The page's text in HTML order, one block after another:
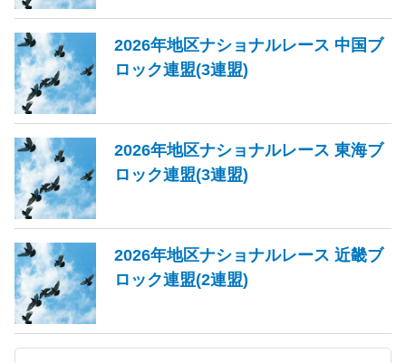
2026年地区ナショナルレース 中国ブ
ロック連盟(3連盟)
2026年地区ナショナルレース 東海ブ
ロック連盟(3連盟)
2026年地区ナショナルレース 近畿ブ
ロック連盟(2連盟)